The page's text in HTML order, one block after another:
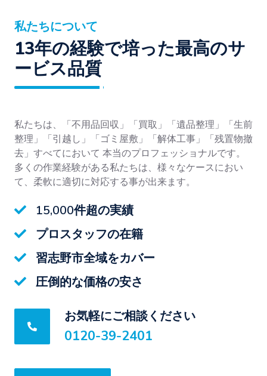
私たちについて
13年の経験で培った最高のサ
ービス品質
私たちは、「不用品回収」「買取」「遺品整理」「生前
整理」「引越し」「ゴミ屋敷」「解体工事」「残置物撤
去」すべてにおいて 本当のプロフェッショナルです。
多くの作業経験がある私たちは、様々なケースにおい
て、柔軟に適切に対応する事が出来ます。
15,000件超の実績
プロスタッフの在籍
習志野市全域をカバー
圧倒的な価格の安さ
お気軽にご相談ください
0120-39-2401